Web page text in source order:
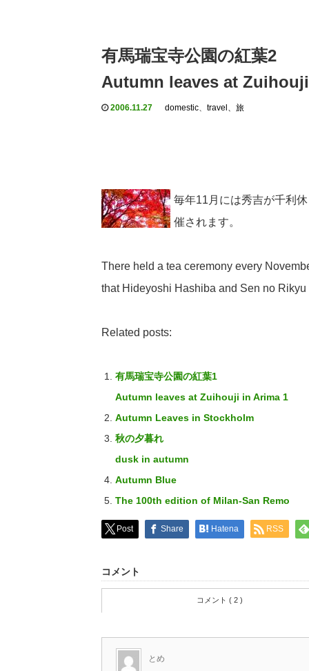
有馬瑞宝寺公園の紅葉2
Autumn leaves at
2006.11.27 domestic、 travel、旅
毎年11月には秀吉が千利
催されます。
There held a tea ceremony every
that Hideyoshi Hashiba and Sen no Rikyu
Related posts:
有馬瑞宝寺公園の紅葉1
Autumn leaves at Zuihouji in Arima 1
Autumn Leaves in Stockholm
秋の夕暮れ
dusk in autumn
Autumn Blue
The 100th edition of Milan-San Remo
Post Share Hatena RSS
コメント
コメント ( 2 )
とめ